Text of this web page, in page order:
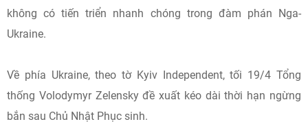
không có tiến triển nhanh chóng trong đàm phán Nga-
Ukraine.
Về phía Ukraine, theo tờ Kyiv Independent, tối 19/4 Tổng
thống Volodymyr Zelensky đề xuất kéo dài thời hạn ngừng
bắn sau Chủ Nhật Phục sinh.